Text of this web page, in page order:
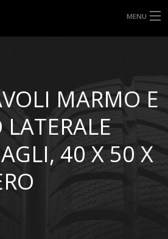
MENU
MARMO E
40 X 50 X